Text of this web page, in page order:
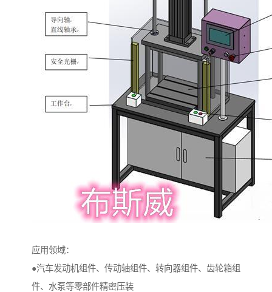
应用领域：
●汽车发动机组件、传动轴组件、转向器组件、齿轮箱组
件、水泵等零部件精密压装